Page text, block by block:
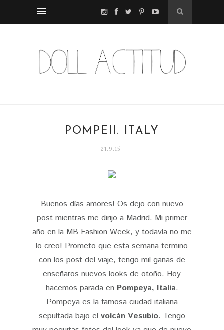
POMPEII. ITALY
21.9.15
Buenos días amores! Os dejo con nuevo
post mientras me dirijo a Madrid. Mi primer
año en la MB Fashion Week, y todavía no me
lo creo! Prometo que esta semana termino
con los post del viaje, tengo mil ganas de
enseñaros nuevos looks de otoño. Hoy
hacemos parada en Pompeya, Italia.
Pompeya es la famosa ciudad italiana
sepultada bajo el volcán Vesubio. Tengo